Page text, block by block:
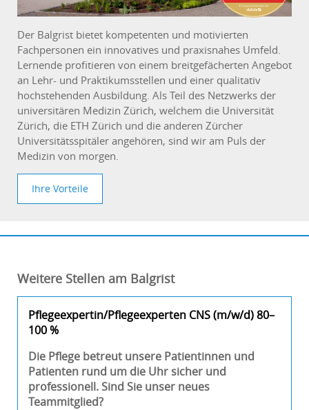
Der Balgrist bietet kompetenten und motivierten
Fachpersonen ein innovatives und praxisnahes Umfeld.
Lernende profitieren von einem breitgefächerten Angebot
an Lehr- und Praktikumsstellen und einer qualitativ
hochstehenden Ausbildung. Als Teil des Netzwerks der
universitären Medizin Zürich, welchem die Universität
Zürich, die ETH Zürich und die anderen Zürcher
Universitätsspitäler angehören, sind wir am Puls der
Medizin von morgen.
Ihre Vorteile
Weitere Stellen am Balgrist
Pflegeexpertin/Pflegeexperten CNS (m/w/d) 80–
100 %
Die Pflege betreut unsere Patientinnen und
Patienten rund um die Uhr sicher und
professionell. Sind Sie unser neues
Teammitglied?